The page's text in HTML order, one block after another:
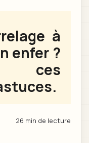
à
enfer ?
ces
26 min de lecture